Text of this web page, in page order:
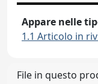
Appare nelle
1.1 Articolo in
File in questo